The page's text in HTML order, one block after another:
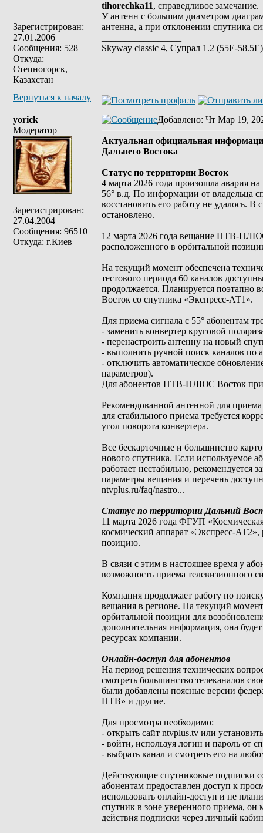
Зарегистрирован:
27.01.2006
Сообщения: 528
Откуда:
Степногорск,
Казахстан
tihorechka11, справедливое замечание.
У антенн с большим диаметром
антенна, а при отклонении спутника
Skyway classic 4, Супрал 1.2 (55E-
Вернуться к началу
yorick
Модератор
Зарегистрирован:
27.04.2004
Сообщения: 96510
Откуда: г.Киев
Добавлено: Чт Мар 19,
Актуальная официальная
Дальнего Востока
Статус по территории Восток
4 марта 2026 года произошла авария
56° в.д. По информации от
восстановить его работу не
остановлено.
12 марта 2026 года вещание НТВ-
расположенного в орбитальной
На текущий момент обеспечена
тестового периода 60 каналов
продолжается. Планируется поэтапно
Восток со спутника «Экспресс-АТ1».
Для приема сигнала с 55° абонентам
- заменить конвертер круговой
- перенастроить антенну на новый
- выполнить ручной поиск каналов по
- отключить автоматическое
параметров).
Для абонентов НТВ-ПЛЮС Восток при
Рекомендованной антенной для
для стабильного приема требуется
угол поворота конвертера.
Все бескарточные и большинство
нового спутника. Если используемое
работает нестабильно, рекомендуется
параметры вещания и перечень
ntvplus.ru/faq/nastro...
Статус по территории Дальний
11 марта 2026 года ФГУП
космический аппарат «Экспресс-
позицию.
В связи с этим в настоящее время у
возможность приема телевизионного
Компания продолжает работу по
вещания в регионе. На текущий
орбитальной позиции для
дополнительная информация, она
ресурсах компании.
Онлайн-доступ для абонентов
На период решения технических
смотреть большинство телеканалов
были добавлены поясные версии
НТВ» и другие.
Для просмотра необходимо:
- открыть сайт ntvplus.tv или
- войти, используя логин и пароль от
- выбрать канал и смотреть его на
Действующие спутниковые подписки
абонентам предоставлен доступ к
использовать онлайн-доступ и не
спутник в зоне уверенного приема,
действия подписки через личный